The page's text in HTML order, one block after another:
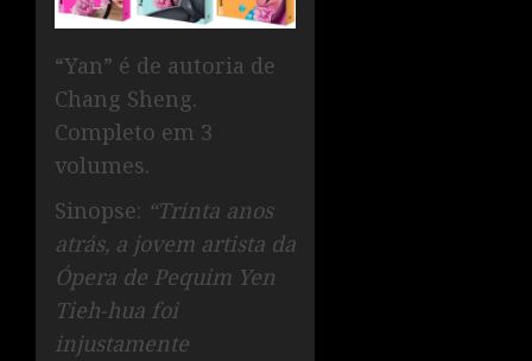
“Yan” é de autoria de
Chang Sheng.
Completo em 3
volumes.
Sinopse: “Trinta anos
atrás, a jovem artista da
Ópera de Pequim Yen
Tieh-hua foi
injustamente